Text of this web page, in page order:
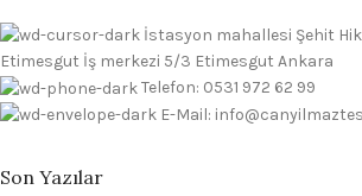
İstasyon mahallesi Şehit
Etimesgut İş merkezi 5/3 Etimesgut Ankara
Telefon: 0531 972 62 99
E-Mail:
Son Yazılar